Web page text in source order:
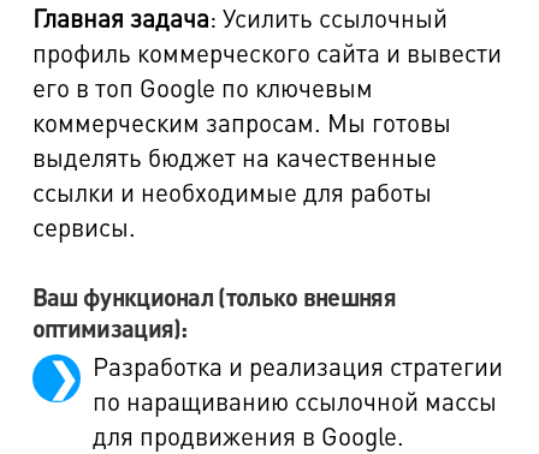
Главная задача: Усилить ссылочный
профиль коммерческого сайта и вывести
его в топ Google по ключевым
коммерческим запросам. Мы готовы
выделять бюджет на качественные
ссылки и необходимые для работы
сервисы.
Ваш функционал (только внешняя
оптимизация):
Разработка и реализация стратегии
по наращиванию ссылочной массы
для продвижения в Google.